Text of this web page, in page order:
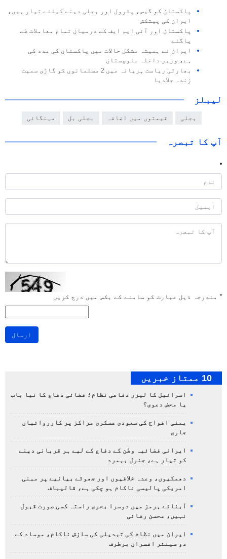
پاکستان کو گیس، پٹرول اور بجلی دینے کیلئے تیار ہیں،
ایران کی پیشکش
پاکستان اور آئی ایم ایف کے درمیان تمام معاملات طے
پاگئے
ایران نے ہمیشہ مشکل حالات میں پاکستان کی مدد کی
ہے، وزیر داخلہ بلوچستان
بھارتی ریاست ہریانہ میں 2 مسلمانوں کو گاڑی سمیت
زندہ جلادیا
لیبلز
بجلی قیمتوں میں اضافہ بجلی بل مہنگائی
آپ کا تبصرہ
* مندرجہ ذیل عبارت کو سامنے کے بکس میں درج کریں
ارسال
10 ممتاز خبریں
اسرائیل کا لیزر دفاعی نظام؛ فضائی دفاع کا نیا باب
یا محض دعوی؟
یمنی افواج کی سعودی عسکری مراکز پر کارروائیاں
جاری
ایرانی فضائیہ وطن کے دفاع کے لیے ہر قربانی دینے
کو تیار ہے، جنرل بہمرد
دھمکیوں، وعدہ خلافیوں اور جھوٹے بیانیے پر مبنی
امریکی پالیسی ناکام ہو چکی ہے، قالیباف
آبنائے ہرمز میں دوسرا بحری راستہ کسی صورت قبول
نہیں، محسن رضائی
ایران میں نظام کی تبدیلی کی سازش ناکام، موساد کے
دو سینئر افسران برطرف